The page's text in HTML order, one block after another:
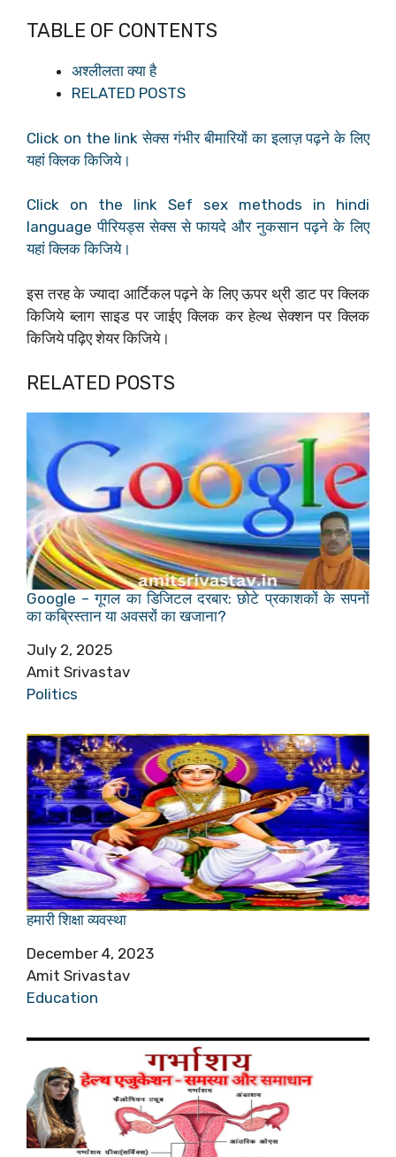
TABLE OF CONTENTS
अश्लीलता क्या है
RELATED POSTS
Click on the link सेक्स गंभीर बीमारियों का इलाज़ पढ़ने के लिए
यहां क्लिक किजिये।
Click on the link Sef sex methods in hindi
language पीरियड्स सेक्स से फायदे और नुकसान पढ़ने के लिए
यहां क्लिक किजिये।
इस तरह के ज्यादा आर्टिकल पढ़ने के लिए ऊपर थ्री डाट पर क्लिक
किजिये ब्लाग साइड पर जाईए क्लिक कर हेल्थ सेक्शन पर क्लिक
किजिये पढ़िए शेयर किजिये।
RELATED POSTS
Google – गूगल का डिजिटल दरबार: छोटे प्रकाशकों के सपनों
का कब्रिस्तान या अवसरों का खजाना?
Date
July 2, 2025
Author
Amit Srivastav
In relation to
Politics
हमारी शिक्षा व्यवस्था
Date
December 4, 2023
Author
Amit Srivastav
In relation to
Education